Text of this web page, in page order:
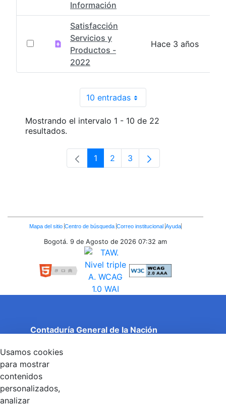
Información
Satisfacción
Servicios y
Productos -
2022
Hace 3 años
10 entradasPor página
Mostrando el intervalo 1 - 10 de 22
resultados.
Página
1 Página
2 Página
3
Enlaces
Inferiores
Mapa del sitio Centro de búsqueda Correo institucional Ayuda
Bogotá. 9 de Agosto de 2026 07:32 am
Contaduría General de la Nación
Entidad adscrita al Ministerio de Hacienda y Crédito
Público
Torre 1 (Aire) - Piso 15, Bogotá D.C., Colombia
Código Postal: 111071
Usamos cookies
para mostrar
contenidos
personalizados,
analizar